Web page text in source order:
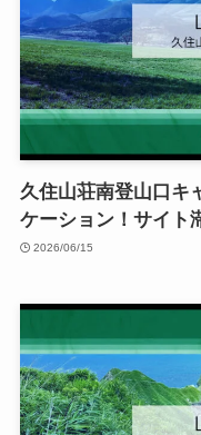
久住山荘南登山口キ
ケーション！サイト
2026/06/15